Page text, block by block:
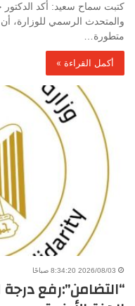
كتبت سماح سعيد: أكد
والمتحدث الرسمي للوزارة،
متطورة…
أكمل القراءة »
2026/08/03 8:34:20 صباحًا
“التضامن”:رفع